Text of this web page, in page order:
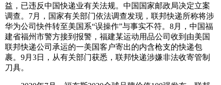
益，已违反中国快递业有关法规。中国国家邮政局决定立案
调查。7月，国家有关部门依法调查发现，联邦快递所称将涉
华为公司快件转至美国系“误操作”与事实不符。8月，中国福
建省福州市警方接到报警，福建某运动用品公司收到由美国
联邦快递公司承运的一美国客户寄出的内含枪支的快递包
裹。9月3日，从有关部门获悉，联邦快递涉嫌非法收寄管制
刀具。